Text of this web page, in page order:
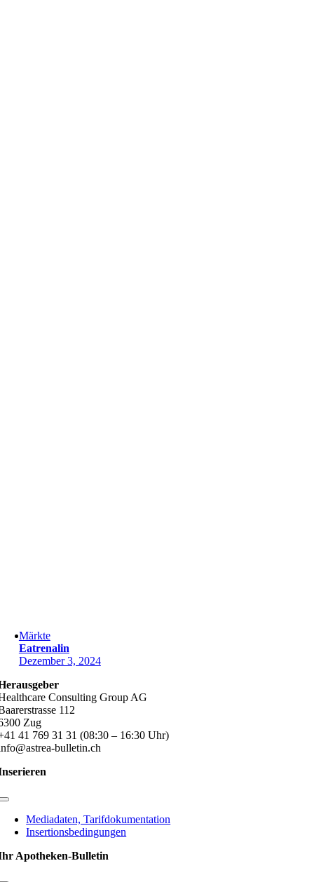
Märkte
Eatrenalin
Dezember 3, 2024
Consulting Group AG
112
Zug
41 769 31 31 (08:30 – 16:30 Uhr)
bulletin.ch
Toggle
NavigationMediadaten, Tarifdokumentation
Insertionsbedingungen
Apotheken-Bulletin